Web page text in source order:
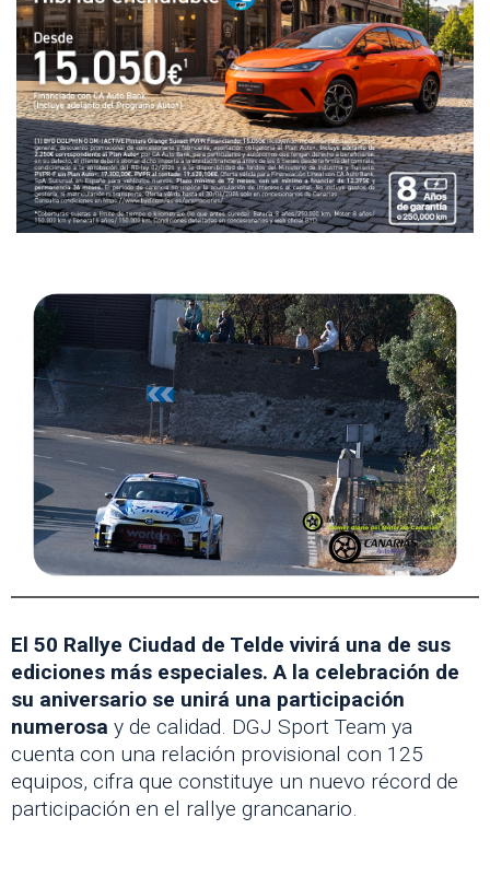
El 50 Rallye Ciudad de Telde vivirá una de sus
ediciones más especiales. A la celebración de
su aniversario se unirá una participación
numerosa y de calidad. DGJ Sport Team ya
cuenta con una relación provisional con 125
equipos, cifra que constituye un nuevo récord de
participación en el rallye grancanario.